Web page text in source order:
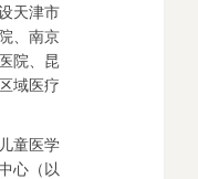
天津市
、南京
院、昆
域医疗
童医学
心（以